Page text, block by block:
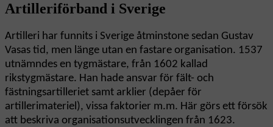
Artilleriförband i Sverige
Artilleri har funnits i Sverige åtminstone sedan Gustav
Vasas tid, men länge utan en fastare organisation. 1537
utnämndes en tygmästare, från 1602 kallad
rikstygmästare. Han hade ansvar för fält- och
fästningsartilleriet samt arklier (depåer för
artillerimateriel), vissa faktorier m.m. Här görs ett försök
att beskriva organisationsutvecklingen från 1623.